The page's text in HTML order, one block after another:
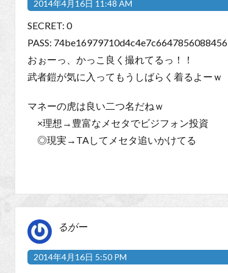
2014年4月16日 11:48 AM
SECRET: 0
PASS: 74be16979710d4c4e7c6647856088456
おぉーっ、かっこ良く撮れてるっ！！
武者鎧が気に入ってもうしばらく着るよーｗ
マネーの虎は良い二つ名だねｗ
×理想→豊富なメセタでビジフォン投資
◎現実→TAしてメセタ追いかけてる
るがー
2014年4月16日 5:50 PM